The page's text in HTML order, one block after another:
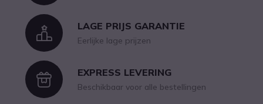
IconLAGE PRIJS GARANTIE
Eerlijke lage prijzen
IconEXPRESS LEVERING
Beschikbaar voor alle bestellingen